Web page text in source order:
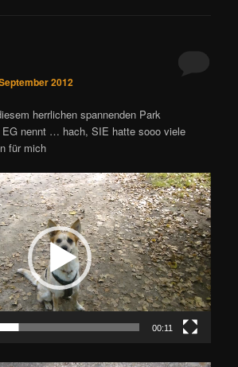
2012
herrlichen spannenden Park
nennt … hach, SIE hatte sooo viele
für mich
00:11